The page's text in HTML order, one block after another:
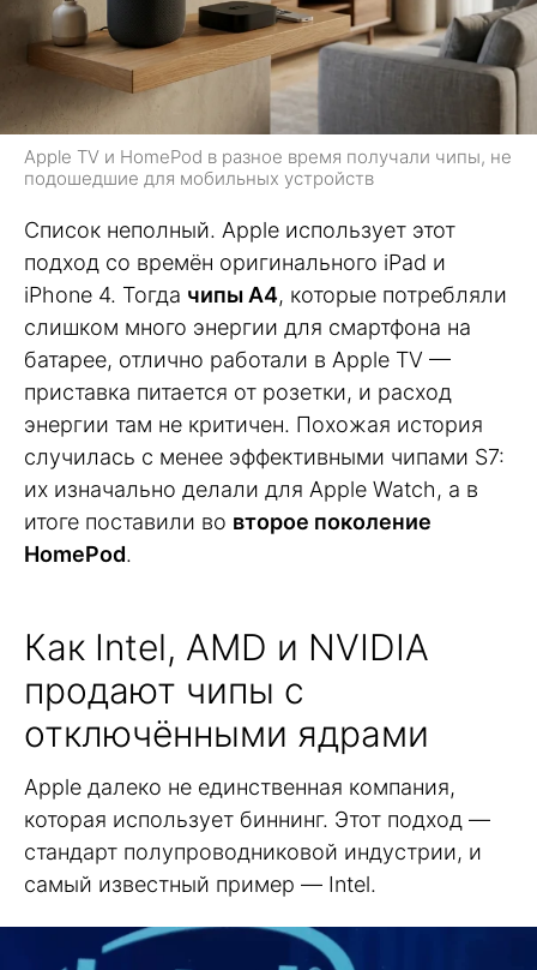
Apple TV и HomePod в разное время получали чипы, не
подошедшие для мобильных устройств
Список неполный. Apple использует этот
подход со времён оригинального iPad и
iPhone 4. Тогда чипы A4, которые потребляли
слишком много энергии для смартфона на
батарее, отлично работали в Apple TV —
приставка питается от розетки, и расход
энергии там не критичен. Похожая история
случилась с менее эффективными чипами S7:
их изначально делали для Apple Watch, а в
итоге поставили во второе поколение
HomePod.
Как Intel, AMD и NVIDIA
продают чипы с
отключёнными ядрами
Apple далеко не единственная компания,
которая использует биннинг. Этот подход —
стандарт полупроводниковой индустрии, и
самый известный пример — Intel.